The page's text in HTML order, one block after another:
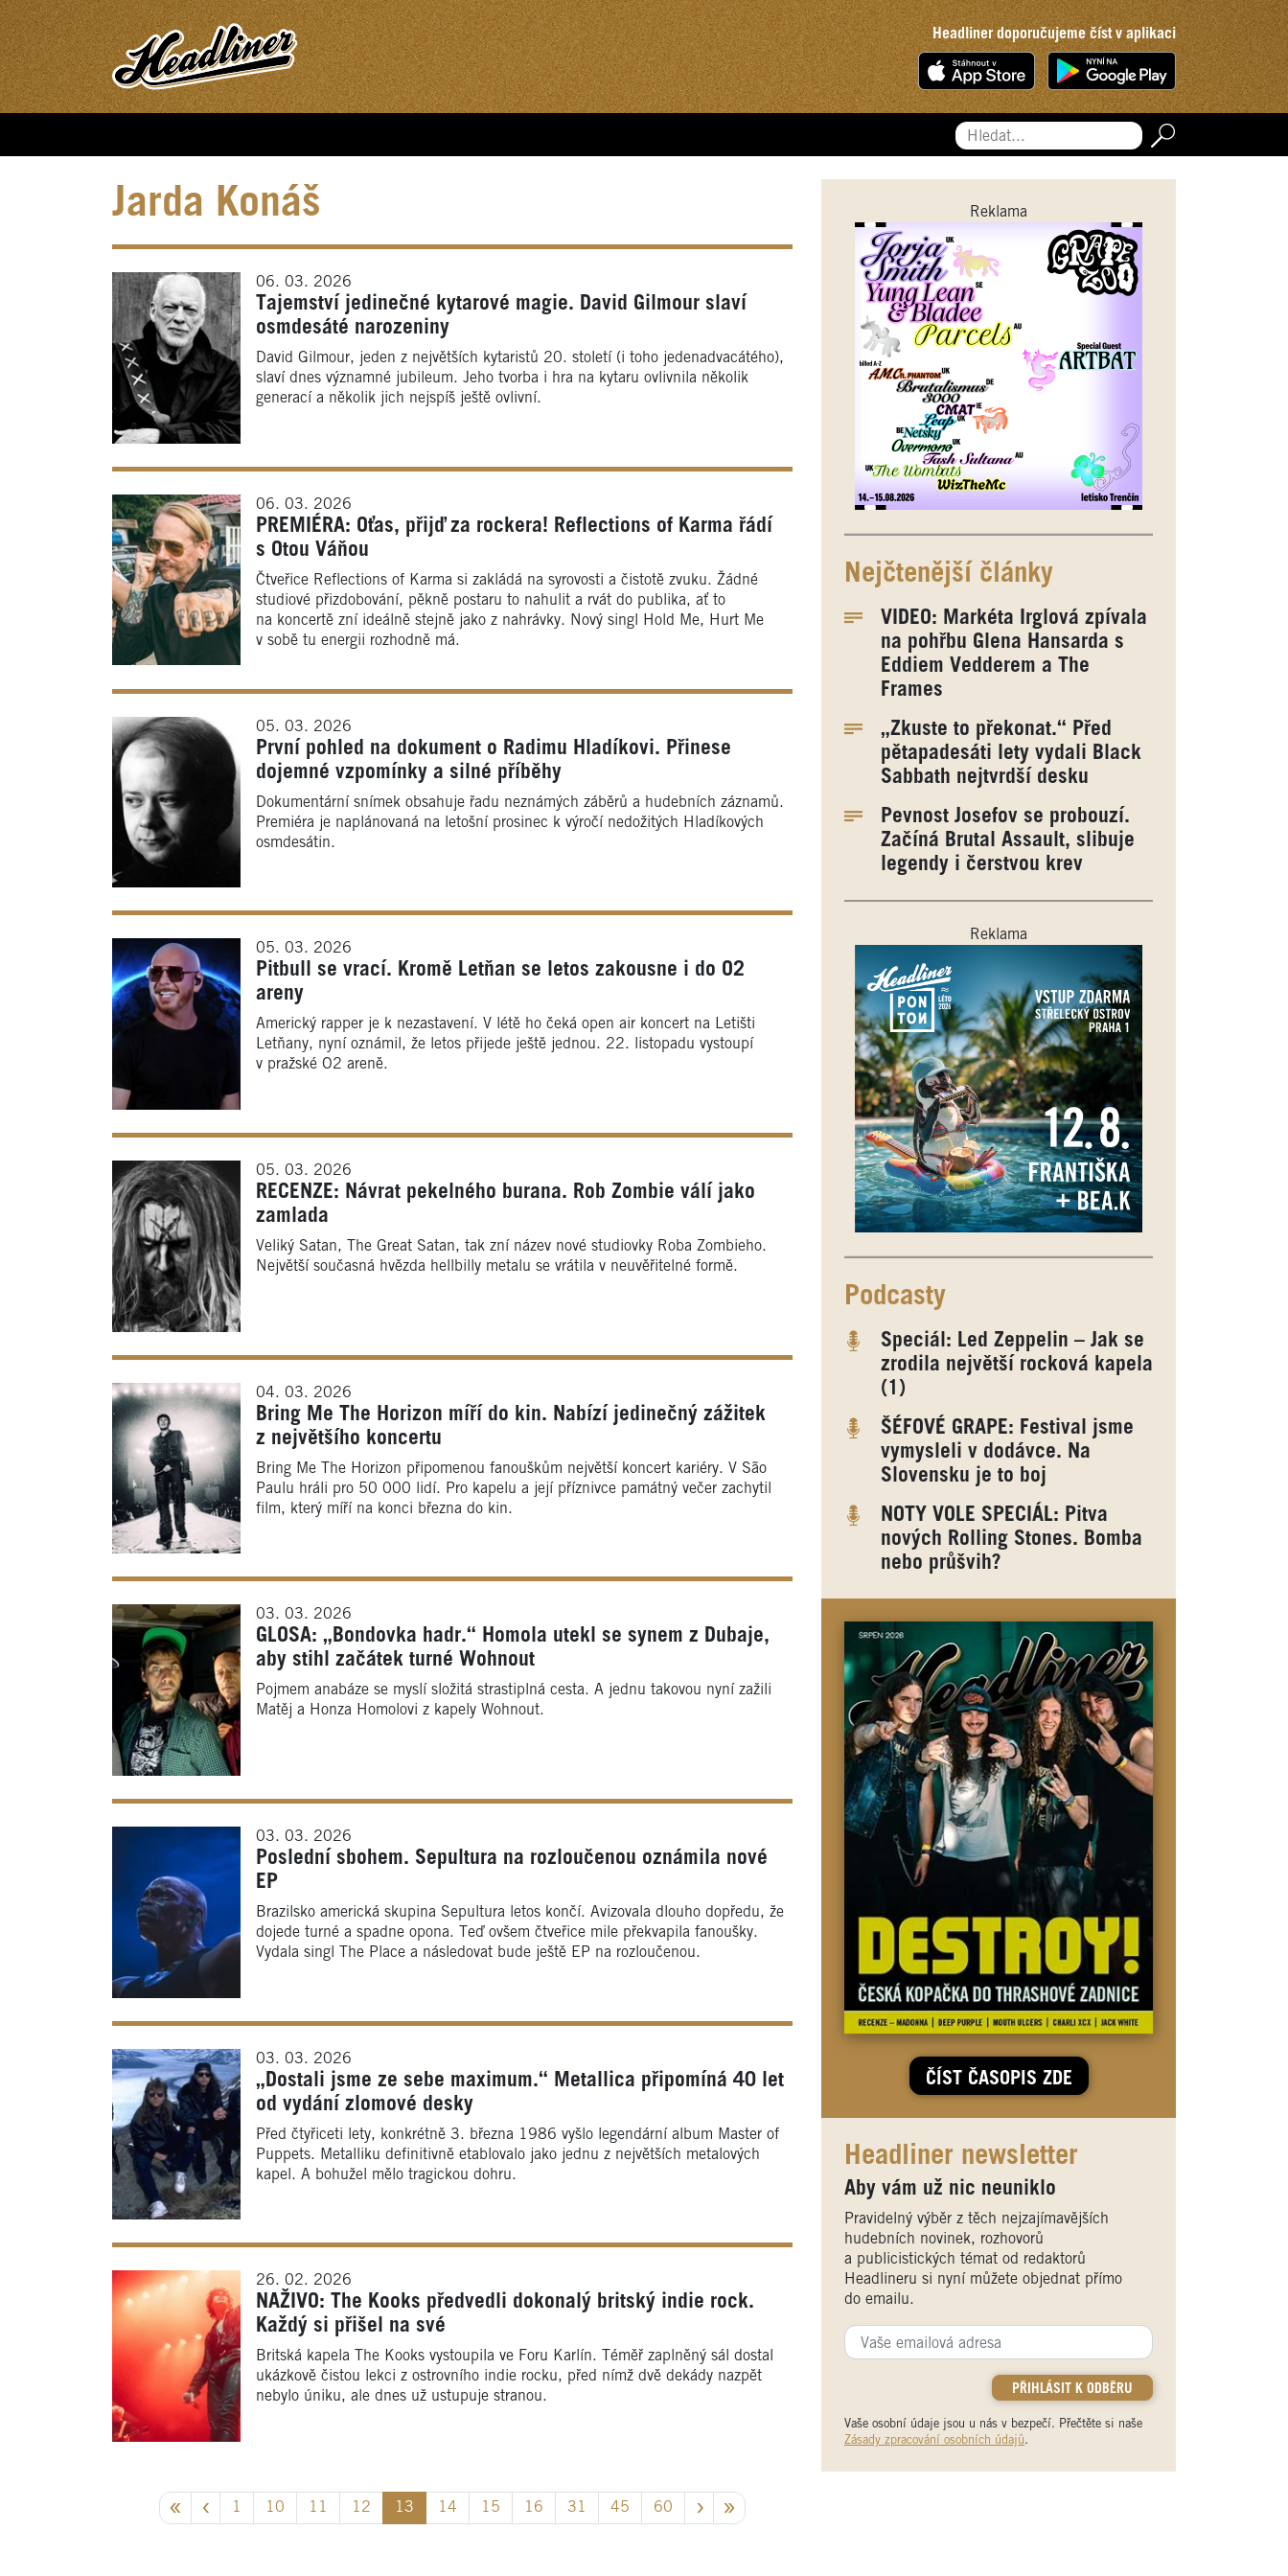
Headliner doporučujeme číst v aplikaci
Hledat...
Jarda Konáš
06. 03. 2026
Tajemství jedinečné kytarové magie. David Gilmour slaví
osmdesáté narozeniny
David Gilmour, jeden z největších kytaristů 20. století (i toho jedenadvacátého),
slaví dnes významné jubileum. Jeho tvorba i hra na kytaru ovlivnila několik
generací a několik jich nejspíš ještě ovlivní.
06. 03. 2026
PREMIÉRA: Oťas, přijď za rockera! Reflections of Karma řádí
s Otou Váňou
Čtveřice Reflections of Karma si zakládá na syrovosti a čistotě zvuku. Žádné
studiové přizdobování, pěkně postaru to nahulit a rvát do publika, ať to
na koncertě zní ideálně stejně jako z nahrávky. Nový singl Hold Me, Hurt Me
v sobě tu energii rozhodně má.
05. 03. 2026
První pohled na dokument o Radimu Hladíkovi. Přinese
dojemné vzpomínky a silné příběhy
Dokumentární snímek obsahuje řadu neznámých záběrů a hudebních záznamů.
Premiéra je naplánovaná na letošní prosinec k výročí nedožitých Hladíkových
osmdesátin.
05. 03. 2026
Pitbull se vrací. Kromě Letňan se letos zakousne i do O2
areny
Americký rapper je k nezastavení. V létě ho čeká open air koncert na Letišti
Letňany, nyní oznámil, že letos přijede ještě jednou. 22. listopadu vystoupí
v pražské O2 areně.
05. 03. 2026
RECENZE: Návrat pekelného burana. Rob Zombie válí jako
zamlada
Veliký Satan, The Great Satan, tak zní název nové studiovky Roba Zombieho.
Největší současná hvězda hellbilly metalu se vrátila v neuvěřitelné formě.
04. 03. 2026
Bring Me The Horizon míří do kin. Nabízí jedinečný zážitek
z největšího koncertu
Bring Me The Horizon připomenou fanouškům největší koncert kariéry. V São
Paulu hráli pro 50 000 lidí. Pro kapelu a její příznivce památný večer zachytil
film, který míří na konci března do kin.
03. 03. 2026
GLOSA: „Bondovka hadr.“ Homola utekl se synem z Dubaje,
aby stihl začátek turné Wohnout
Pojmem anabáze se myslí složitá strastiplná cesta. A jednu takovou nyní zažili
Matěj a Honza Homolovi z kapely Wohnout.
03. 03. 2026
Poslední sbohem. Sepultura na rozloučenou oznámila nové
EP
Brazilsko americká skupina Sepultura letos končí. Avizovala dlouho dopředu, že
dojede turné a spadne opona. Teď ovšem čtveřice mile překvapila fanoušky.
Vydala singl The Place a následovat bude ještě EP na rozloučenou.
03. 03. 2026
„Dostali jsme ze sebe maximum.“ Metallica připomíná 40 let
od vydání zlomové desky
Před čtyřiceti lety, konkrétně 3. března 1986 vyšlo legendární album Master of
Puppets. Metalliku definitivně etablovalo jako jednu z největších metalových
kapel. A bohužel mělo tragickou dohru.
26. 02. 2026
NAŽIVO: The Kooks předvedli dokonalý britský indie rock.
Každý si přišel na své
Britská kapela The Kooks vystoupila ve Foru Karlín. Téměř zaplněný sál dostal
ukázkově čistou lekci z ostrovního indie rocku, před nímž dvě dekády nazpět
nebylo úniku, ale dnes už ustupuje stranou.
10 12 13 14 15 16 31 45 60
Reklama
Nejčtenější články
VIDEO: Markéta Irglová zpívala
na pohřbu Glena Hansarda s
Eddiem Vedderem a The
Frames
„Zkuste to překonat.“ Před
pětapadesáti lety vydali Black
Sabbath nejtvrdší desku
Pevnost Josefov se probouzí.
Začíná Brutal Assault, slibuje
legendy i čerstvou krev
Reklama
Podcasty
Speciál: Led Zeppelin – Jak se
zrodila největší rocková kapela
(1)
ŠÉFOVÉ GRAPE: Festival jsme
vymysleli v dodávce. Na
Slovensku je to boj
NOTY VOLE SPECIÁL: Pitva
nových Rolling Stones. Bomba
nebo průšvih?
ČÍST ČASOPIS ZDE
Headliner newsletter
Aby vám už nic neuniklo
Pravidelný výběr z těch nejzajímavějších
hudebních novinek, rozhovorů
a publicistických témat od redaktorů
Headlineru si nyní můžete objednat přímo
do emailu.
Vaše osobní údaje jsou u nás v bezpečí. Přečtěte si naše
Zásady zpracování osobních údajů.